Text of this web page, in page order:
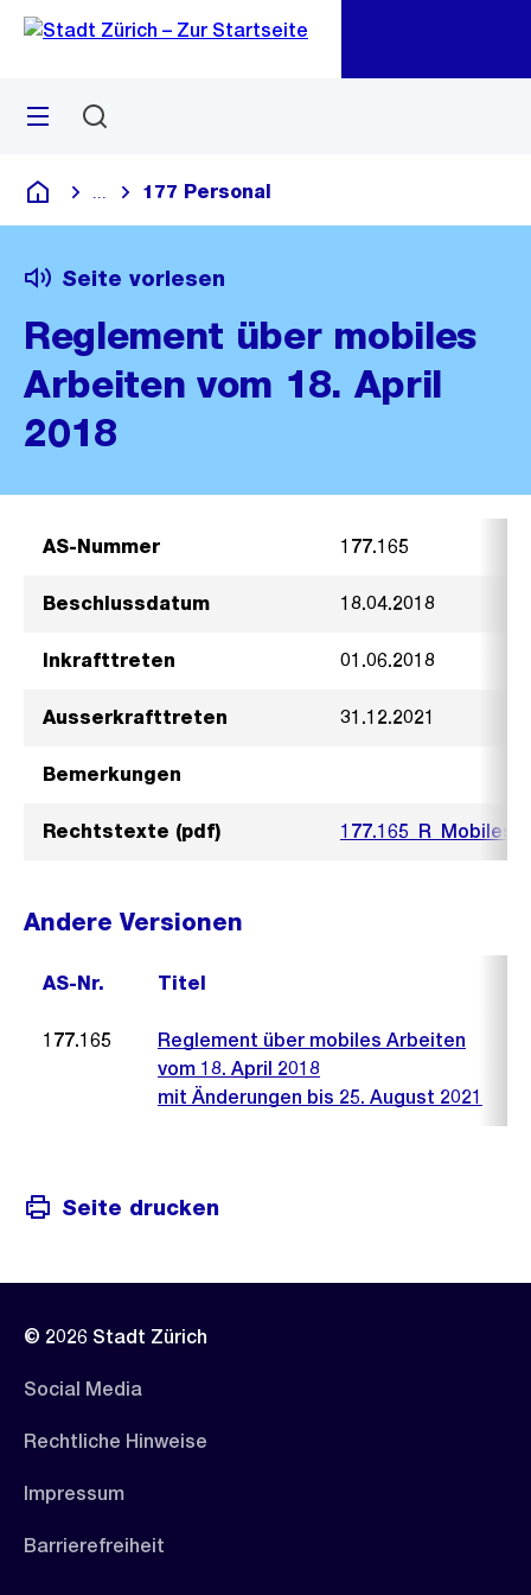
Navigation
Sprunglink
Menü
Deutsch
Blende alle Breadcrumbs ein
177 Personal
Seite vorlesen
Reglement über mobiles
Arbeiten vom 18. April
2018
AS-Nummer 177.165
Beschlussdatum 18.04.2018
Inkrafttreten 01.06.2018
Ausserkrafttreten 31.12.2021
Bemerkungen
Rechtstexte (pdf)
Andere Versionen
AS-Nr. Titel
177.165
Reglement über mobiles Arbeiten
vom 18. April 2018
mit Änderungen bis 25. August 2021
Seite drucken
© 2026 Stadt Zürich
Social Media
Rechtliche Hinweise
Impressum
Barrierefreiheit